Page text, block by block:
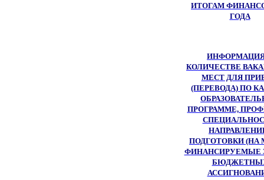
ИТОГАМ
ГОДА
КОЛИЧЕСТВЕ
МЕСТ ДЛЯ
(ПЕРЕВОДА) ПО
ПРОГРАММЕ,
ПОДГОТОВКИ (НА
ФИНАНСИРУЕМЫЕ